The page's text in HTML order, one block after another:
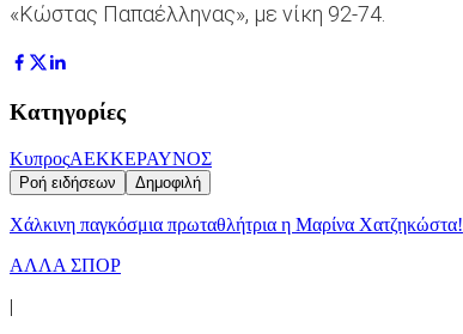
«Κώστας Παπαέλληνας», με νίκη 92-74.
Κατηγορίες
ΚυπροςΑΕΚΚΕΡΑΥΝΟΣ
Ροή ειδήσεων Δημοφιλή
Χάλκινη παγκόσμια πρωταθλήτρια η Μαρίνα Χατζηκώστα!
ΑΛΛΑ ΣΠΟΡ
|